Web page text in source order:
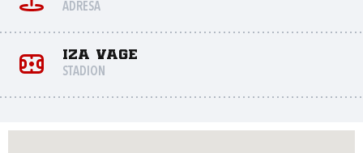
ADRESA
Iza Vage
STADION